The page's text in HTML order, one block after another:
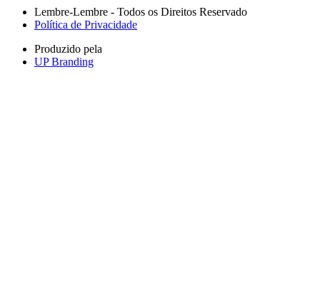
Lembre-Lembre - Todos os Direitos Reservado
Política de Privacidade
Produzido pela
UP Branding